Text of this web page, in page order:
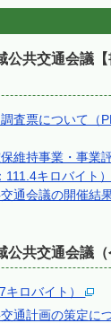
公共交通会議
査票について（
維持事業・事業
111.4キロバイト
通会議の開催結
公共交通会議（
キロバイト）
通計画の策定に